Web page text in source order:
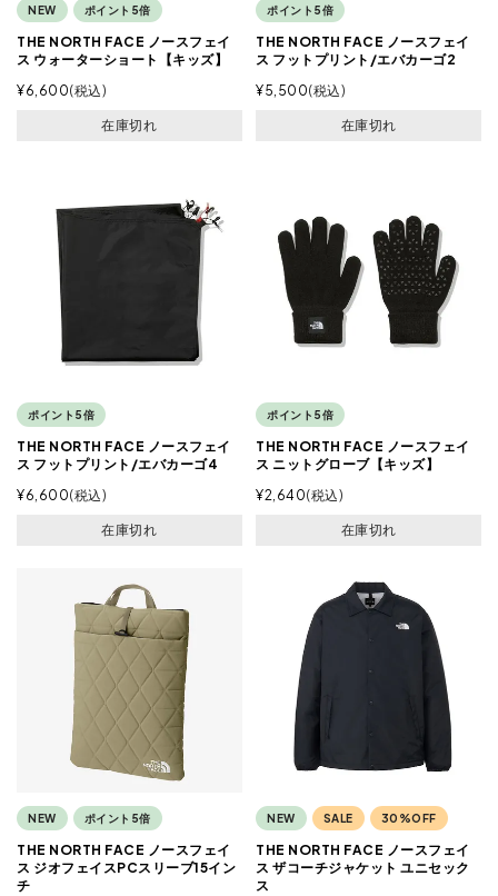
NEW ポイント5倍
THE NORTH FACE ノースフェイ
ス ウォーターショート【キッズ】
¥6,600 税込
在庫切れ
ポイント5倍
THE NORTH FACE ノースフェイ
ス フットプリント/エバカーゴ2
¥5,500 税込
在庫切れ
ポイント5倍
THE NORTH FACE ノースフェイ
ス フットプリント/エバカーゴ4
¥6,600 税込
在庫切れ
ポイント5倍
THE NORTH FACE ノースフェイ
ス ニットグローブ【キッズ】
¥2,640 税込
在庫切れ
NEW ポイント5倍
THE NORTH FACE ノースフェイ
ス ジオフェイスPCスリーブ15イン
チ
NEW SALE 30%OFF
THE NORTH FACE ノースフェイ
ス ザコーチジャケット ユニセック
ス